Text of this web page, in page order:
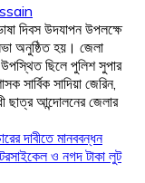
দিবস উদযাপন উপলক্ষে
অনুষ্ঠিত হয়। জেলা
ছিলে পুলিশ সুপার
সার্বিক সাদিয়া জেরিন,
ছাত্র আন্দোলনের জেলার
দাবীতে মানববন্ধন
ও নগদ টাকা লুট